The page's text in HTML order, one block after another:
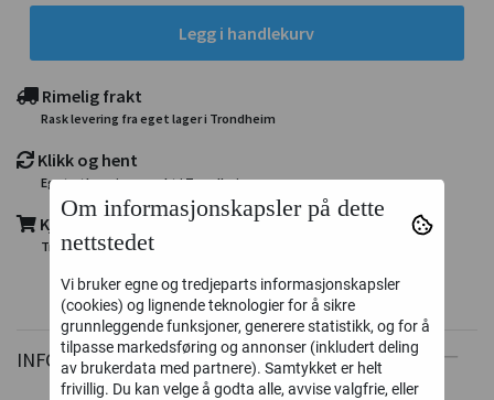
Legg i handlekurv
Rimelig frakt
Rask levering fra eget lager i Trondheim
Klikk og hent
Eget utleveringspunkt i Trondheim
Kjøp nå - betal senere med Klarna
Trygg og enkel utsjekk, kort - faktura - delbetaling
INFORMASJON
Om informasjonskapsler på dette
nettstedet
Vi bruker egne og tredjeparts informasjonskapsler
(cookies) og lignende teknologier for å sikre
grunnleggende funksjoner, generere statistikk, og for å
tilpasse markedsføring og annonser (inkludert deling
av brukerdata med partnere). Samtykket er helt
frivillig. Du kan velge å godta alle, avvise valgfrie, eller